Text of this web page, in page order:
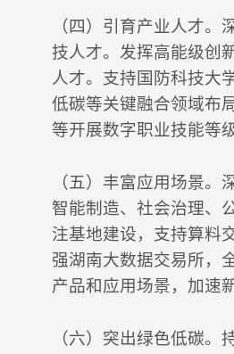
（四）引育产业人才
技人才。发挥高能级创
人才。支持国防科技大
低碳等关键融合领域布
等开展数字职业技能等
（五）丰富应用场景。
智能制造、社会治理、
注基地建设，支持算料
强湖南大数据交易所，
产品和应用场景，加速
（六）突出绿色低碳